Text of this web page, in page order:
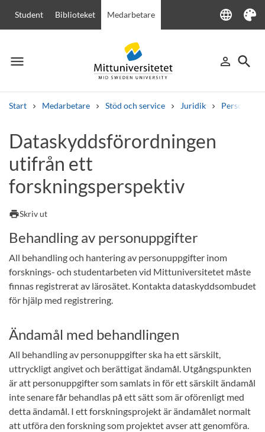
Student Biblioteket Medarbetare language
Language
Tema
menu
Meny person_outline
Logga in
search
Sök
Start Medarbetare Stöd och service Juridik
Andra söktjänster
Kurser och program
Lediga jobb
Dataskyddsförordningen
utifrån ett
forskningsperspektiv
printSkriv ut
Behandling av personuppgifter
All behandling och hantering av personuppgifter inom
forsknings- och studentarbeten vid Mittuniversitetet måste
finnas registrerat av lärosätet. Kontakta dataskyddsombudet
för hjälp med registrering.
Ändamål med behandlingen
All behandling av personuppgifter ska ha ett särskilt,
uttryckligt angivet och berättigat ändamål. Utgångspunkten
är att personuppgifter som samlats in för ett särskilt ändamål
inte senare får behandlas på ett sätt som är oförenligt med
detta ändamål. I ett forskningsprojekt är ändamålet normalt
att utföra den forskning som projektet avser att genomföra.